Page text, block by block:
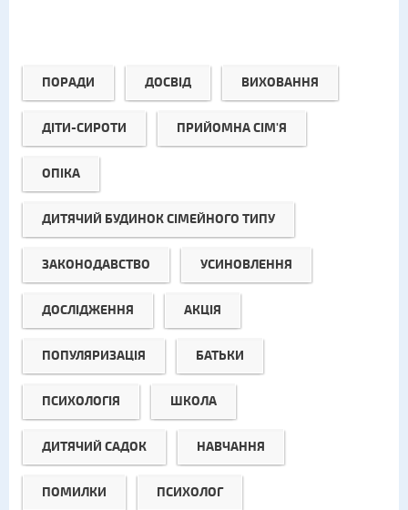
ПОРАДИ ДОСВІД ВИХОВАННЯ
ДІТИ-СИРОТИ ПРИЙОМНА СІМ'Я
ОПІКА
ДИТЯЧИЙ БУДИНОК СІМЕЙНОГО ТИПУ
ЗАКОНОДАВСТВО УСИНОВЛЕННЯ
ДОСЛІДЖЕННЯ АКЦІЯ
ПОПУЛЯРИЗАЦІЯ БАТЬКИ
ПСИХОЛОГІЯ ШКОЛА
ДИТЯЧИЙ САДОК НАВЧАННЯ
ПОМИЛКИ ПСИХОЛОГ